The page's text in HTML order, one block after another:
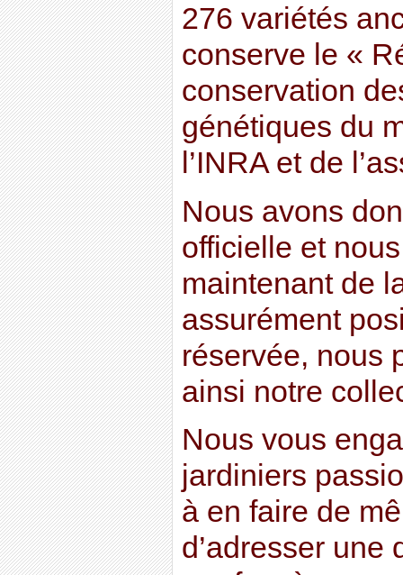
276 variétés
conserve le «
conservation
génétiques du
l’INRA et de
Nous avons
officielle et
maintenant de
assurément
réservée, nous
ainsi notre
Nous vous
jardiniers
à en faire de
d’adresser une